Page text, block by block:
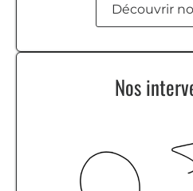
Découvrir
Nos